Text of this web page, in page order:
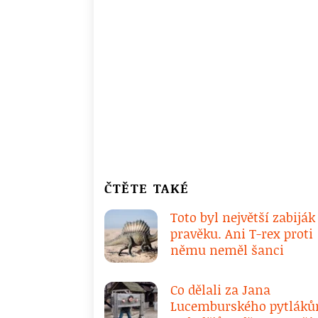
ČTĚTE TAKÉ
Toto byl největší zabiják
pravěku. Ani T-rex proti
němu neměl šanci
Co dělali za Jana
Lucemburského